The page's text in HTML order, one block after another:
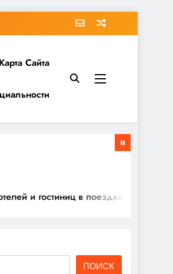
Карта Сайта
и гостиниц в поездках
ПОИСК